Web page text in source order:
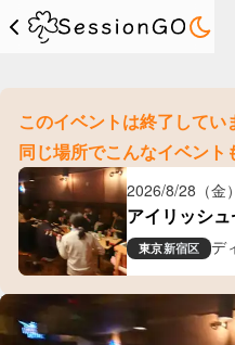
このイベントは終了してい
同じ場所でこんなイベント
2026/8/28（金）
アイリッシ
回東京新宿区 デ